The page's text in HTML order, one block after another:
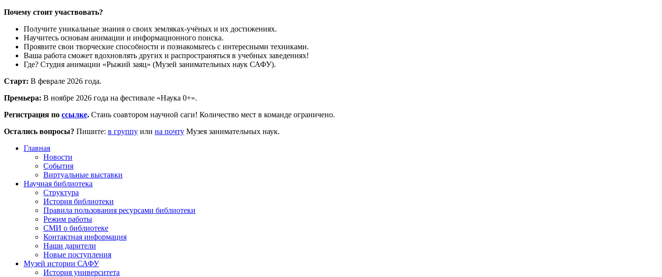
Почему стоит участвовать?
Получите уникальные знания о своих земляках-учёных и их достижениях.
Научитесь основам анимации и информационного поиска.
Проявите свои творческие способности и познакомьтесь с интересными техниками.
Ваша работа сможет вдохновлять других и распространяться в учебных заведениях!
Где? Студия анимации «Рыжий заяц» (Музей занимательных наук САФУ).
Старт: В феврале 2026 года.
Премьера: В ноябре 2026 года на фестивале «Наука 0+».
Регистрация по ссылке. Стань соавтором научной саги! Количество мест в команде ограничено.
Остались вопросы? Пишите: в группу или на почту Музея занимательных наук.
Главная
Новости
События
Виртуальные выставки
Научная библиотека
Структура
История библиотеки
Правила пользования ресурсами библиотеки
Режим работы
СМИ о библиотеке
Контактная информация
Наши дарители
Новые поступления
Музей истории САФУ
История университета